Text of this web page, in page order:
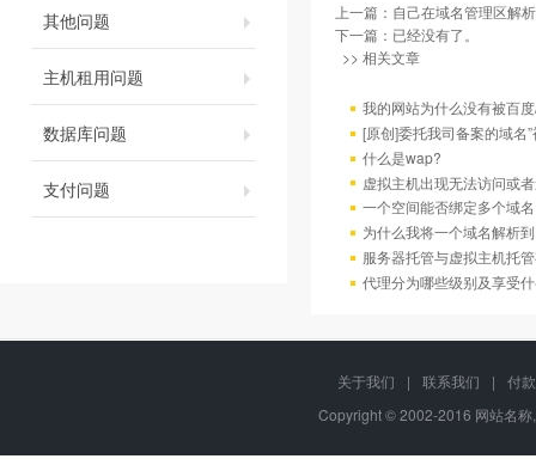
其他问题
主机租用问题
数据库问题
支付问题
上一篇： 自己在域名管理区解
下一篇：已经没有了。
>> 相关文章
我的网站为什么没有被百
[原创]委托我司备案的域名
什么是wap?
虚拟主机出现无法访问或
一个空间能否绑定多个域
为什么我将一个域名解析
服务器托管与虚拟主机托
代理分为哪些级别及享受
关于我们 | 联系我们 |
付
Copyright © 2002-2016 网站名